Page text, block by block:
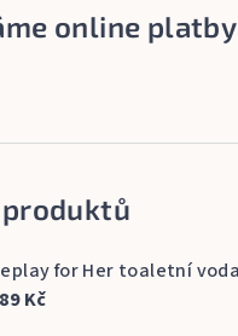
online platby
produktů
Kč